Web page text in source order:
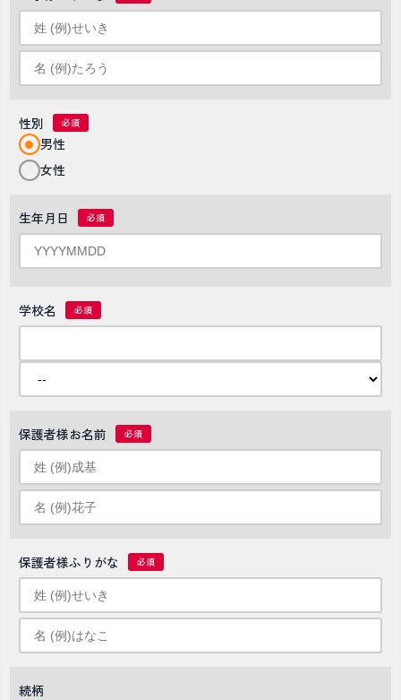
性別
男性
女性
生年月日
学校名
保護者様お名前
保護者様ふりがな
続柄